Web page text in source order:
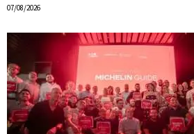
07/08/2026